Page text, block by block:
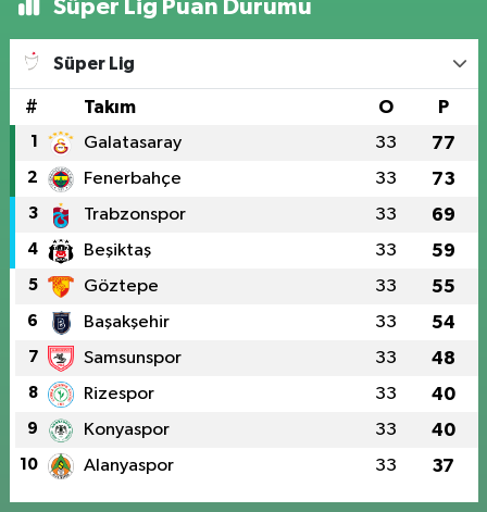
Süper Lig Puan Durumu
Süper Lig
# Takım O P
1 Galatasaray 33 77
2 Fenerbahçe 33 73
3 Trabzonspor 33 69
4 Beşiktaş 33 59
5 Göztepe 33 55
6 Başakşehir 33 54
7 Samsunspor 33 48
8 Rizespor 33 40
9 Konyaspor 33 40
10 Alanyaspor 33 37